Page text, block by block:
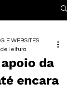
da
encara
E WEBSITES
leitura